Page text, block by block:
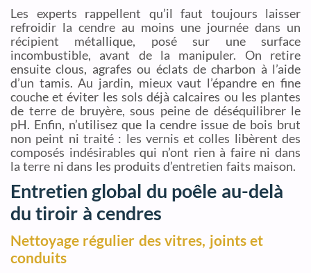
Les experts rappellent qu’il faut toujours laisser
refroidir la cendre au moins une journée dans un
récipient métallique, posé sur une surface
incombustible, avant de la manipuler. On retire
ensuite clous, agrafes ou éclats de charbon à l’aide
d’un tamis. Au jardin, mieux vaut l’épandre en fine
couche et éviter les sols déjà calcaires ou les plantes
de terre de bruyère, sous peine de déséquilibrer le
pH. Enfin, n’utilisez que la cendre issue de bois brut
non peint ni traité : les vernis et colles libèrent des
composés indésirables qui n’ont rien à faire ni dans
la terre ni dans les produits d’entretien faits maison.
Entretien global du poêle au-delà
du tiroir à cendres
Nettoyage régulier des vitres, joints et
conduits